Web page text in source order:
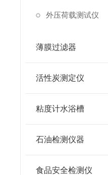
外压荷载测试仪
薄膜过滤器
活性炭测定仪
粘度计水浴槽
石油检测仪器
食品安全检测仪